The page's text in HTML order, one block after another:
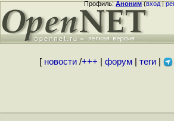
Профиль:Аноним(вход|
[ новости/+++ форум| теги|